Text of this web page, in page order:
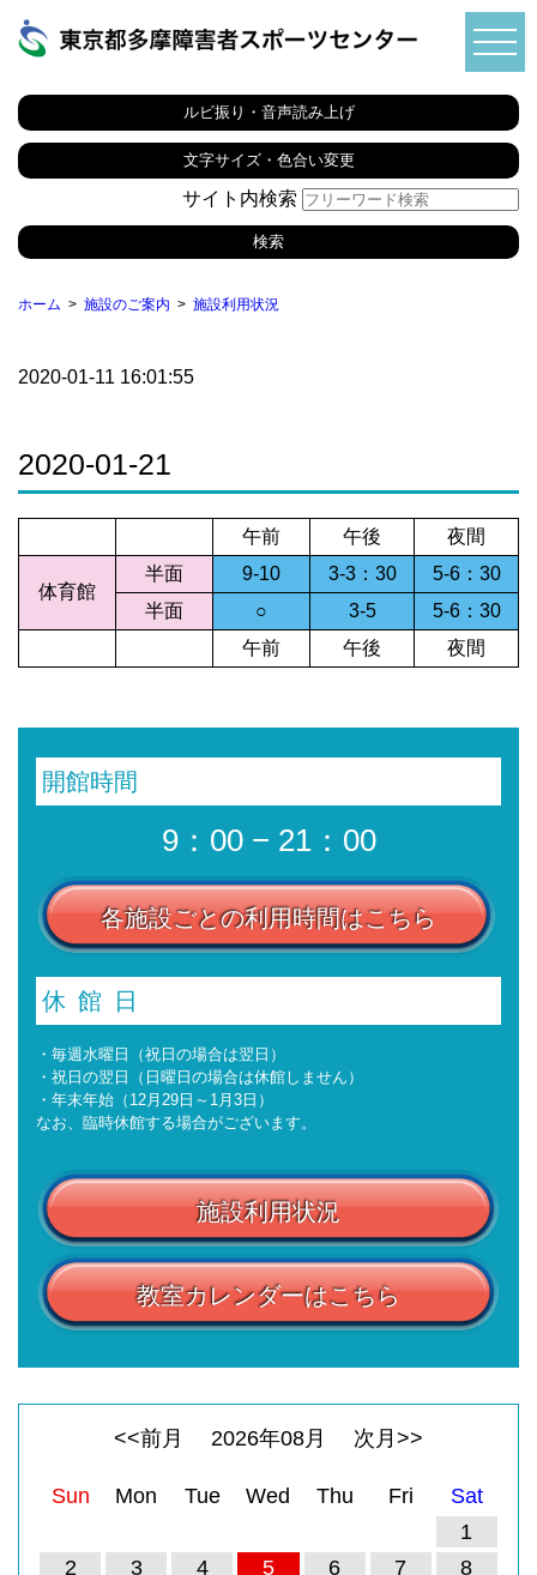
ルビ振り・音声読み上げ
文字サイズ・色合い変更
サイト内検索
ホーム 施設のご案内 施設利用状況
2020-01-11 16:01:55
2020-01-21
午前 午後 夜間
体育館
半面 9-10 3-3：30
5-6：30
半面
○ 3-5
5-6：30
午前
午後 夜間
開館時間
9：00 − 21：00
各施設ごとの利用時間はこちら
休館日
・毎週水曜日（祝日の場合は翌日）
・祝日の翌日（日曜日の場合は休館しません）
・年末年始（12月29日～1月3日）
なお、臨時休館する場合がございます。
施設利用状況
教室カレンダーはこちら
<<前月 2026年08月 次月>>
Sun Mon Tue Wed Thu Fri
Sat
1
2
3 4 5 6 7
8